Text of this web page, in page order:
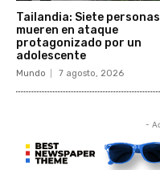
Tailandia: Siete personas
mueren en ataque
protagonizado por un
adolescente
Mundo 7 agosto, 2026
-